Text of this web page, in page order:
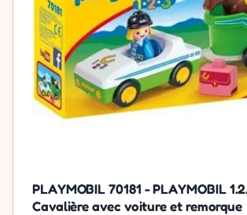
PLAYMOBIL 70181 - PLAYMOBIL
Cavalière avec voiture et remorque